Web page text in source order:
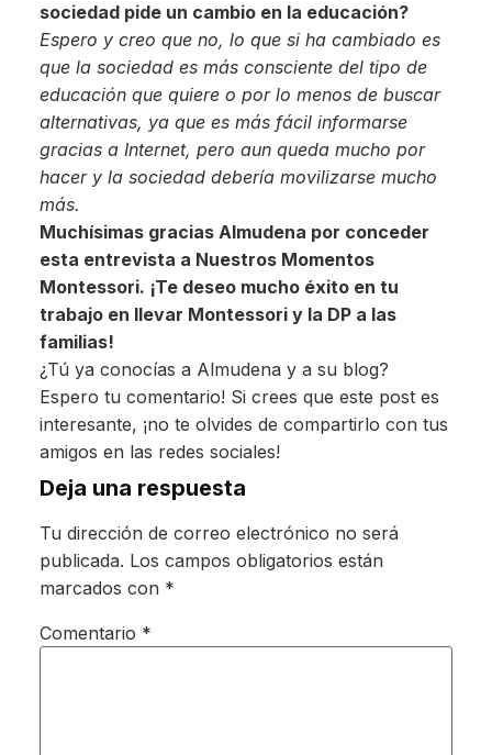
sociedad pide un cambio en la educación?
Espero y creo que no, lo que si ha cambiado es
que la sociedad es más consciente del tipo de
educación que quiere o por lo menos de buscar
alternativas, ya que es más fácil informarse
gracias a Internet, pero aun queda mucho por
hacer y la sociedad debería movilizarse mucho
más.
Muchísimas gracias Almudena por conceder
esta entrevista a Nuestros Momentos
Montessori. ¡Te deseo mucho éxito en tu
trabajo en llevar Montessori y la DP a las
familias!
¿Tú ya conocías a Almudena y a su blog?
Espero tu comentario! Si crees que este post es
interesante, ¡no te olvides de compartirlo con tus
amigos en las redes sociales!
Deja una respuesta
Tu dirección de correo electrónico no será
publicada. Los campos obligatorios están
marcados con *
Comentario *